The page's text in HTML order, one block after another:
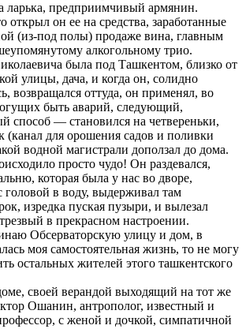
ларька, предприимчивый армянин.
открыл он ее на средства, заработанные
(из-под полы) продаже вина, главным
алкогольному трио.
была под Ташкентом, близко от
улицы, дача, и когда он, солидно
возвращался оттуда, он применял, во
быть аварий, следующий,
способ — становился на четвереньки,
(канал для орошения садов и поливки
водной магистрали доползал до дома.
просто чудо! Он раздевался,
которая была у нас во дворе,
головой в воду, выдерживал там
изредка пуская пузыри, и вылезал
в прекрасном настроении.
Обсерваторскую улицу и дом, в
моя самостоятельная жизнь, то не могу
остальных жителей этого ташкентского
своей верандой выходящий на тот же
Ошанин, антрополог, известный и
с женой и дочкой, симпатичной